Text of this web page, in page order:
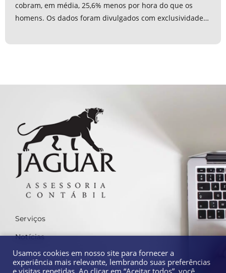
cobram, em média, 25,6% menos por hora do que os
homens. Os dados foram divulgados com exclusividade
de 58 mil freelancers...
Serviços
Notícias
Usamos cookies em nosso site para fornecer a
experiência mais relevante, lembrando suas preferências
e visitas repetidas. Ao clicar em “Aceitar todos”, você